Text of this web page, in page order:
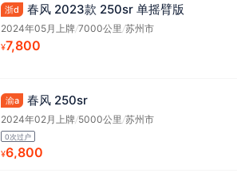
浙d 春风 2023款 250sr 单摇臂版
2024年05月上牌/7000公里 /苏州市
¥7,800
渝a 春风 250sr
2024年02月上牌/5000公里 /苏州市
0次过户
¥6,800